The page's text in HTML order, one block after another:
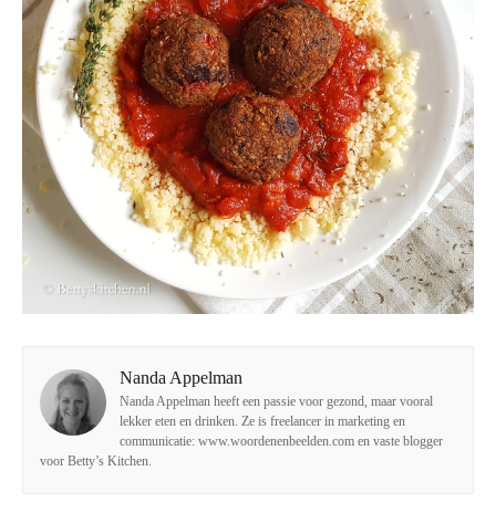
Nanda Appelman
Nanda Appelman heeft een passie voor gezond, maar vooral
lekker eten en drinken. Ze is freelancer in marketing en
communicatie: www.woordenenbeelden.com en vaste blogger
voor Betty’s Kitchen.